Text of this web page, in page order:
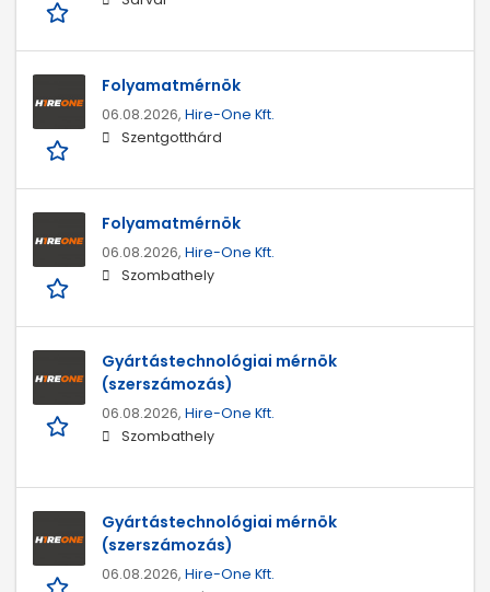
Folyamatmérnök
06.08.2026, Hire-One Kft.
Szentgotthárd
Folyamatmérnök
06.08.2026, Hire-One Kft.
Szombathely
Gyártástechnológiai mérnök
(szerszámozás)
06.08.2026, Hire-One Kft.
Szombathely
Gyártástechnológiai mérnök
(szerszámozás)
06.08.2026, Hire-One Kft.